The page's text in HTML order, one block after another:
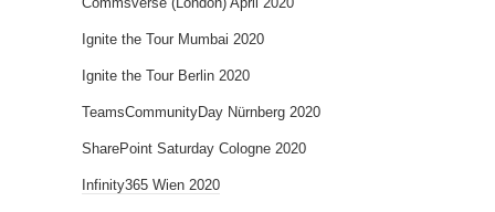
Ignite the Tour Mumbai 2020
Ignite the Tour Berlin 2020
TeamsCommunityDay Nürnberg 2020
SharePoint Saturday Cologne 2020
Infinity365 Wien 2020